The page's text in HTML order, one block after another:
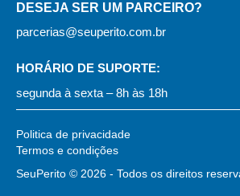
DESEJA SER UM PARCEIRO?
parcerias@seuperito.com.br
HORÁRIO DE SUPORTE:
segunda à sexta – 8h às 18h
SeuPerito © 2026 - Todos os direitos
Politica de privacidade
Termos e condições